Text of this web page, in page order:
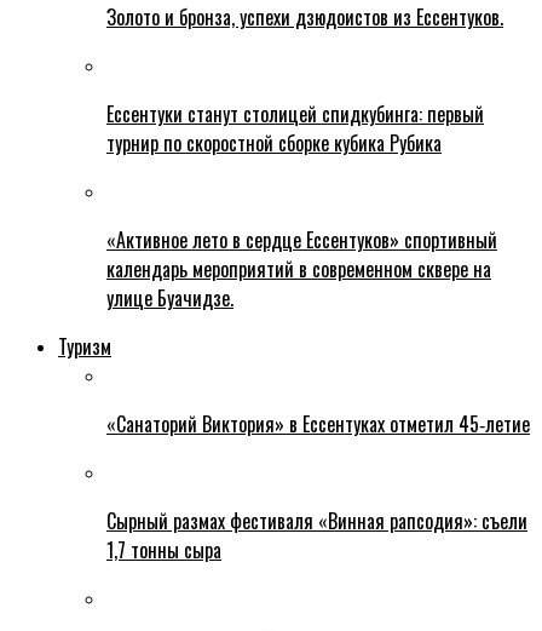
Золото и бронза, успехи дзюдоистов из Ессентуков.
Ессентуки станут столицей спидкубинга: первый
турнир по скоростной сборке кубика Рубика
«Активное лето в сердце Ессентуков» спортивный
календарь мероприятий в современном сквере на
улице Буачидзе.
Туризм
«Санаторий Виктория» в Ессентуках отметил 45‑летие
Сырный размах фестиваля «Винная рапсодия»: съели
1,7 тонны сыра